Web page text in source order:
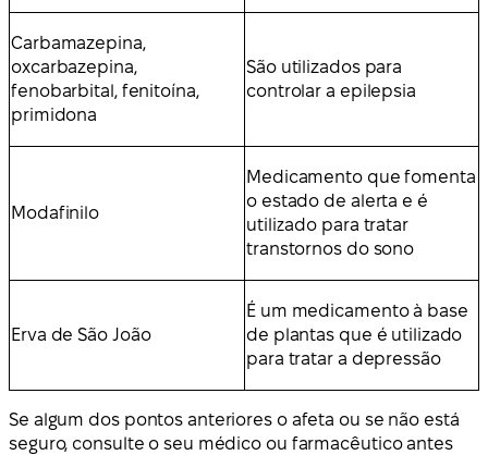
Carbamazepina,
oxcarbazepina,
fenobarbital, fenitoína,
primidona
São utilizados para
controlar a epilepsia
Modafinilo
Medicamento que fomenta
o estado de alerta e é
utilizado para tratar
transtornos do sono
Erva de São João
É um medicamento à base
de plantas que é utilizado
para tratar a depressão
Se algum dos pontos anteriores o afeta ou se não está
seguro, consulte o seu médico ou farmacêutico antes